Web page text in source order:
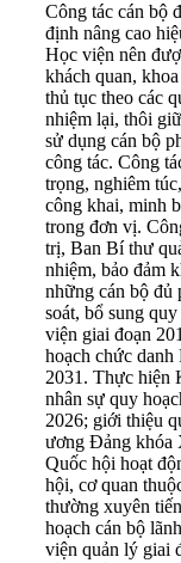
Công tác cán bộ
định nâng cao
Học viện nên
khách quan,
thủ tục theo các
nhiệm lại, thôi
sử dụng cán bộ
công tác. Công
trọng, nghiêm
công khai, minh
trong đơn vị.
trị, Ban Bí thư
nhiệm, bảo đảm
những cán bộ đủ
soát, bổ sung
viện giai đoạn
hoạch chức
2031. Thực hiện
nhân sự quy
2026; giới thiệu
ương Đảng khóa
Quốc hội hoạt
hội, cơ quan
thường xuyên
hoạch cán bộ
viện quản lý giai